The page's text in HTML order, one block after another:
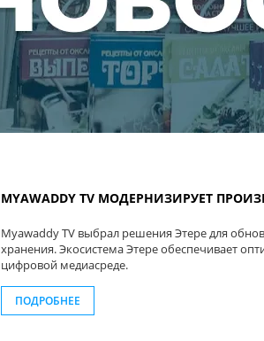
MYAWADDY TV МОДЕРНИЗИРУЕТ
Myawaddy TV выбрал решения Этере для
хранения. Экосистема Этере обеспечивает
цифровой медиасреде.
ПОДРОБНЕЕ